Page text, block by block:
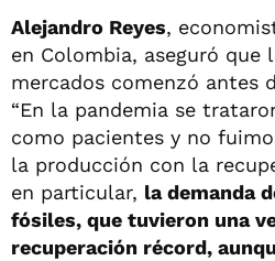
Alejandro Reyes,
en Colombia, aseguró
mercados comenzó antes
“En la pandemia se
como pacientes y no
la producción con la
en particular, la demanda
fósiles, que tuvieron una
recuperación récord,